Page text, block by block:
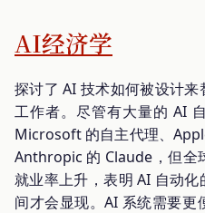
AI经济学
探讨了 AI 技术如何被设计
工作者。尽管有大量的 AI
Microsoft 的自主代理、
Anthropic 的 Claude，但全
就业率上升，表明 AI 自动
间才会显现。AI 系统需要